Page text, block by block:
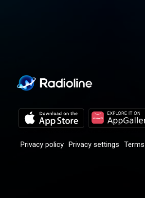
Privacy policy Privacy settings